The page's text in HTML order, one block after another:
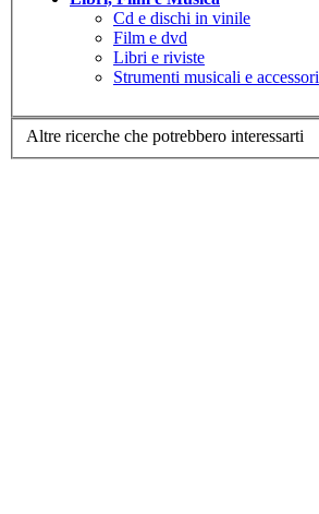
Cd e dischi in vinile
Film e dvd
Libri e riviste
Strumenti musicali e accessori
Altre ricerche che potrebbero interessarti